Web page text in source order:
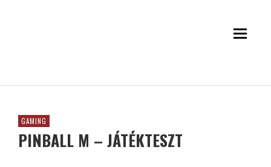
GAMING
PINBALL M – JÁTÉKTESZT